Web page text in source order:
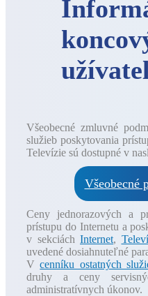
Všeobecné zmluvné
služieb poskytovania
Televízie sú dostupné v
Všeobecné
Ceny jednorazových a
prístupu do Internetu a
v sekciách Internet,
uvedené dosiahnuteľné
Vcenníku ostatných
druhy a ceny
administratívnych úkonov.